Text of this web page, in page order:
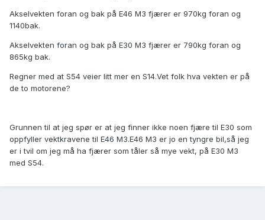
Akselvekten foran og bak på E46 M3 fjærer er 970kg foran og
1140bak.
Akselvekten foran og bak på E30 M3 fjærer er 790kg foran og
865kg bak.
Regner med at S54 veier litt mer en S14.Vet folk hva vekten er på
de to motorene?
Grunnen til at jeg spør er at jeg finner ikke noen fjære til E30 som
oppfyller vektkravene til E46 M3.E46 M3 er jo en tyngre bil,så jeg
er i tvil om jeg må ha fjærer som tåler så mye vekt, på E30 M3
med S54.